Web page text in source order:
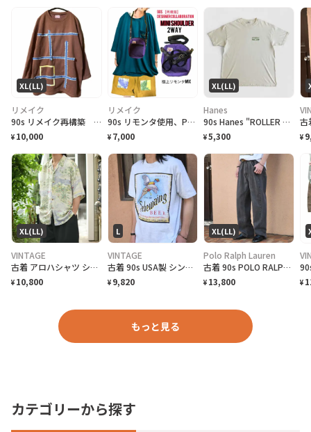
XL(LL)
リメイク
90s リメイク再構築 ゆるだぼ リストスリーブ ギャラクシーアートスウェット
¥ 10,000
リメイク
90s リモンタ使用、PUフェードベルト、化繊テックコードベルトミニショルダー
¥ 7,000
XL(LL)
Hanes
90s Hanes "ROLLER FROG LIFEFORMS International" T-Shirt ライフフォームズ ローラーフロッグ Tシャツ [XL]
¥5,300 ¥
XL(LL)
VINTAGE
古着 アロハシャツ シルクシャツ レーヨンシャツ 柄シャツ 総柄シャツ
¥ 10,800
L
VINTAGE
古着 90s USA製 シングルステッチ ビール プロモーション Tシャツ
¥ 9,820
XL(LL)
Polo Ralph Lauren
古着 90s POLO RALPH LAUREN 先染め ブラックデニム デニム
¥ 13,800 ¥
もっと見る
カテゴリーから探す